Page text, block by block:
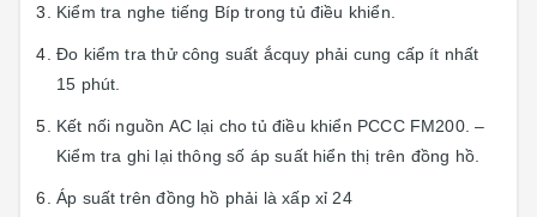
Kiểm tra nghe tiếng Bíp trong tủ điều khiển.
Đo kiểm tra thử công suất ắcquy phải cung cấp ít nhất
15 phút.
Kết nối nguồn AC lại cho tủ điều khiển PCCC FM200. –
Kiểm tra ghi lại thông số áp suất hiển thị trên đồng hồ.
Áp suất trên đồng hồ phải là xấp xỉ 24